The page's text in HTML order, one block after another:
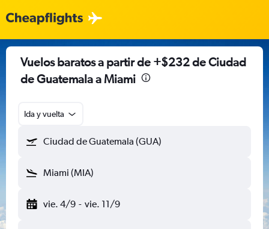
Vuelos baratos a partir de +$232 de Ciudad
de Guatemala a Miami
Ida y vuelta
Ciudad de Guatemala (GUA)
Miami (MIA)
vie. 4/9 - vie. 11/9